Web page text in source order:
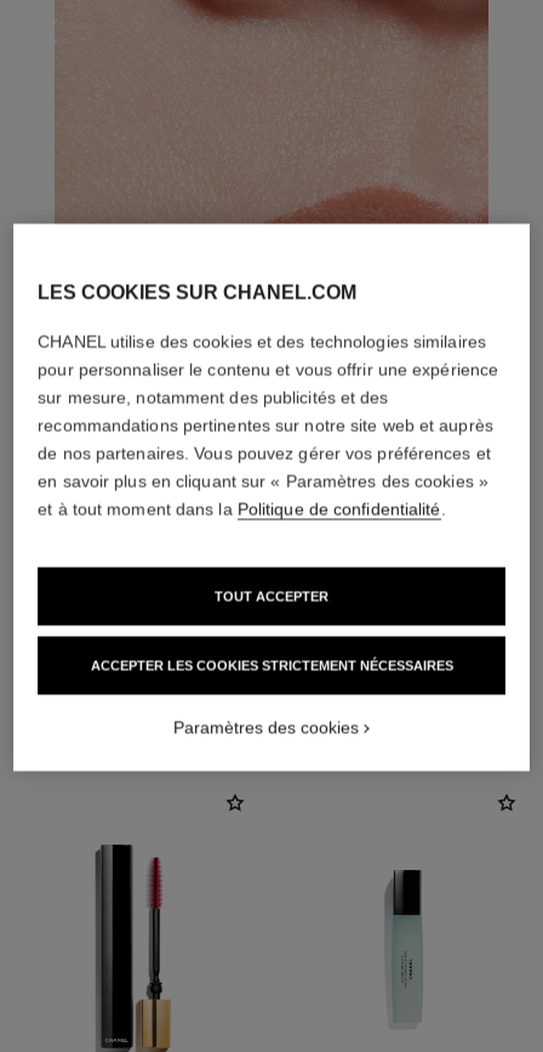
L'ACCORD PARFAIT
LES COOKIES SUR CHANEL.COM
CHANEL utilise des cookies et des technologies similaires
pour personnaliser le contenu et vous offrir une expérience
sur mesure, notamment des publicités et des
recommandations pertinentes sur notre site web et auprès
de nos partenaires. Vous pouvez gérer vos préférences et
en savoir plus en cliquant sur « Paramètres des cookies »
et à tout moment dans la Politique de confidentialité
ACCEPTER LES COOKIES STRICTEMENT NÉCESSAIRES
TOUT ACCEPTER
Paramètres des cookies